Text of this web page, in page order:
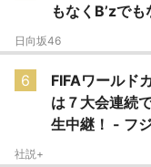
もなくB’zで
日向坂46
6
FIFAワールド
は７大会連続
生中継！ - フ
社説+